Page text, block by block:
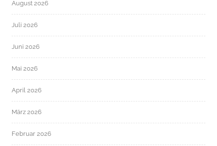
August 2026
Juli 2026
Juni 2026
Mai 2026
April 2026
März 2026
Februar 2026